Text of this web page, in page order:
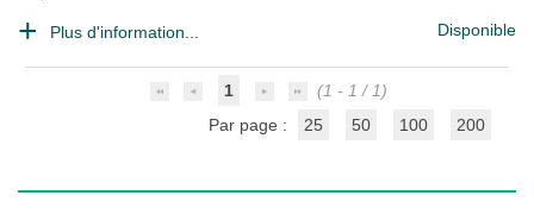
Plus d'information... Disponible
1
(1 - 1 / 1)
Par page :
25 50 100 200